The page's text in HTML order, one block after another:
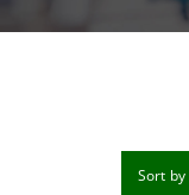
Sort by